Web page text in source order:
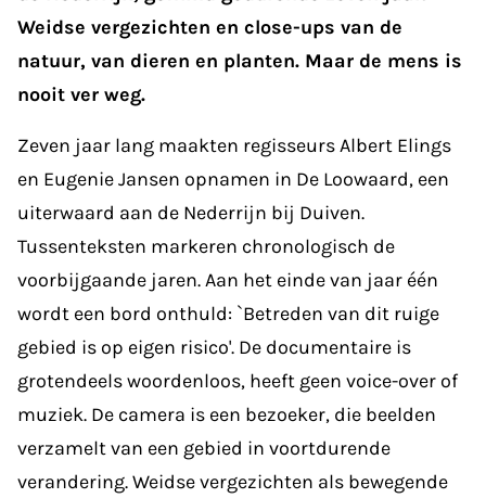
Weidse vergezichten en close-ups van de
natuur, van dieren en planten. Maar de mens is
nooit ver weg.
Zeven jaar lang maakten regisseurs Albert Elings
en Eugenie Jansen opnamen in De Loowaard, een
uiterwaard aan de Nederrijn bij Duiven.
Tussenteksten markeren chronologisch de
voorbijgaande jaren. Aan het einde van jaar één
wordt een bord onthuld: `Betreden van dit ruige
gebied is op eigen risico'. De documentaire is
grotendeels woordenloos, heeft geen voice-over of
muziek. De camera is een bezoeker, die beelden
verzamelt van een gebied in voortdurende
verandering. Weidse vergezichten als bewegende